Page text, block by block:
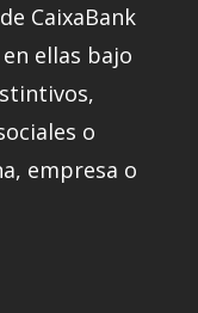
CaixaBank
ellas bajo
o
empresa o